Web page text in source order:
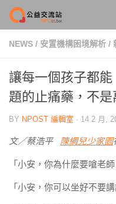
Skip to content
NEWS / 安置機構困境解析 /
讓每一個孩子都
題的止痛藥，不是
BY NPOST 編輯室 · 14 2 月,
文／蔡浩平 陳綢兒少家園
「小安，你為什麼要嗆老師
「小安，你可以坐好不要講